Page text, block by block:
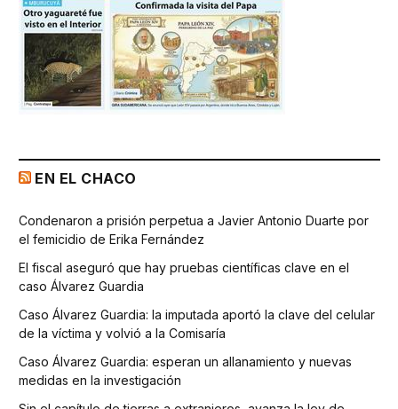
EN EL CHACO
Condenaron a prisión perpetua a Javier Antonio Duarte por
el femicidio de Erika Fernández
El fiscal aseguró que hay pruebas científicas clave en el
caso Álvarez Guardia
Caso Álvarez Guardia: la imputada aportó la clave del celular
de la víctima y volvió a la Comisaría
Caso Álvarez Guardia: esperan un allanamiento y nuevas
medidas en la investigación